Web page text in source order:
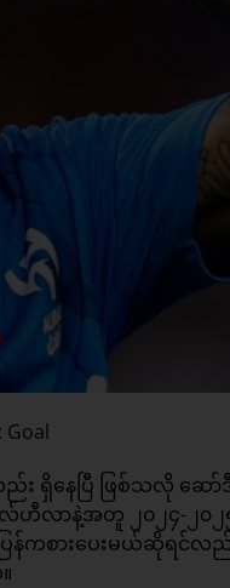
Goal
း ရှိနေပြီ ဖြစ်သလို
လာနဲ့အတူ ၂၀၂၄-၂၀၂
စားပေးမယ်ဆိုရင်လည်